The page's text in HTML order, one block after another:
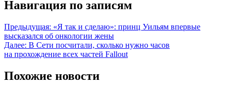
Навигация по записям
Предыдущая: «Я так и сделаю»: принц Уильям впервые
высказался об онкологии жены
Далее: В Сети посчитали, сколько нужно часов
на прохождение всех частей Fallout
Похожие новости